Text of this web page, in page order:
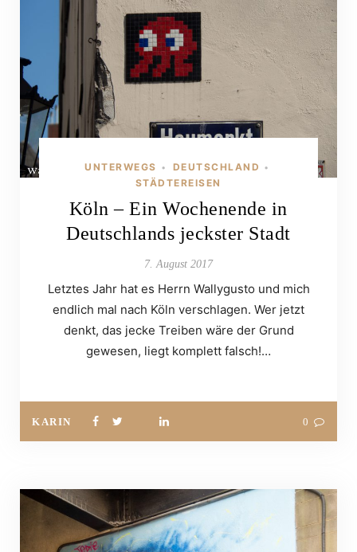
UNTERWEGS • DEUTSCHLAND •
STÄDTEREISEN
Köln – Ein Wochenende in
Deutschlands jeckster Stadt
7. August 2017
Letztes Jahr hat es Herrn Wallygusto und mich
endlich mal nach Köln verschlagen. Wer jetzt
denkt, das jecke Treiben wäre der Grund
gewesen, liegt komplett falsch!…
KARIN 0